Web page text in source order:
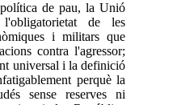
de pau, la Unió
de les
i militars que
contra l'agressor;
universal i la definició
perquè la
sense reserves ni